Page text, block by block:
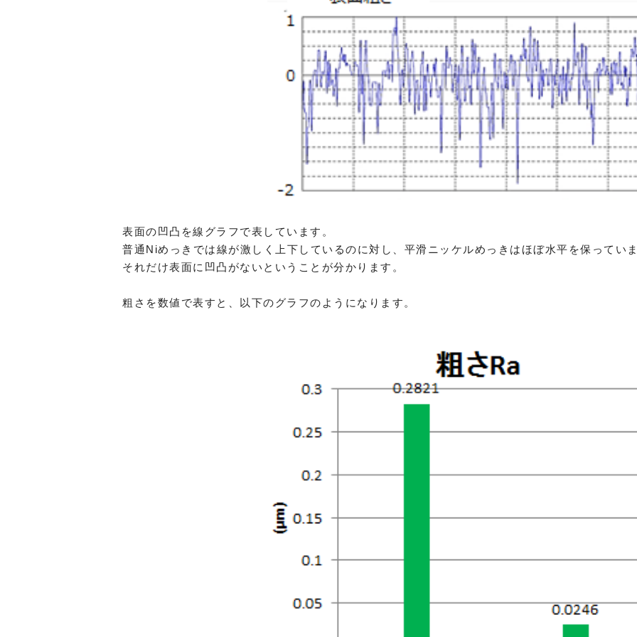
表面の凹凸を線グラフで表しています。
普通Niめっきでは線が激しく上下しているのに対し、平滑ニッケルめっきはほぼ水平を保ってい
それだけ表面に凹凸がないということが分かります。
粗さを数値で表すと、以下のグラフのようになります。